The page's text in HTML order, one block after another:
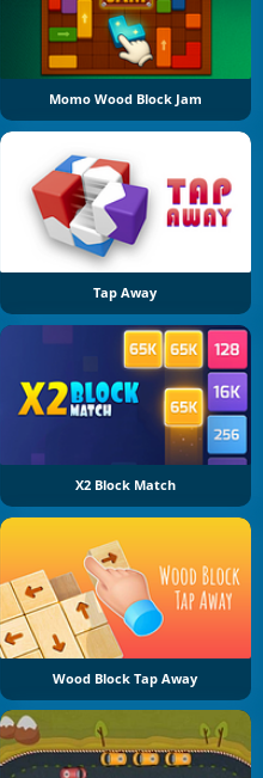
Momo Wood Block Jam
Tap Away
X2 Block Match
Wood Block Tap Away